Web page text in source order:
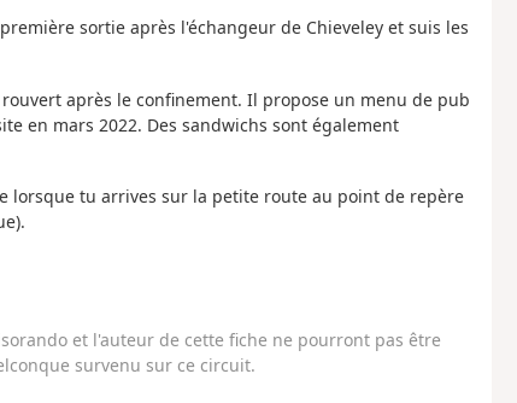
sortie après l'échangeur de Chieveley et suis les
après le confinement. Il propose un menu de pub
en mars 2022. Des sandwichs sont également
lorsque tu arrives sur la petite route au point de repère
et l'auteur de cette fiche ne pourront pas être
survenu sur ce circuit.